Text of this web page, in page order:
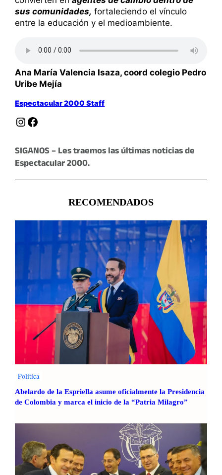
sus comunidades, fortaleciendo el vínculo
entre la educación y el medioambiente.
Ana María Valencia Isaza, coord colegio Pedro
Uribe Mejía
Espectacular 2000 Staff
Instagram Facebook
SIGANOS – Les traemos las últimas noticias de
Espectacular 2000.
RECOMENDADOS
Politica
Abelardo de la Espriella asume oficialmente la Presidencia
de Colombia y marca el inicio de la “Patria Milagro”